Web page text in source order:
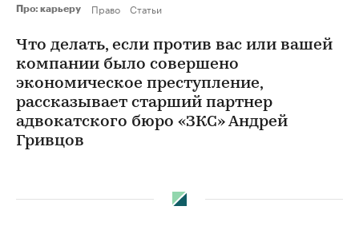
Про: карьеру Право Статьи
Что делать, если против вас или вашей
компании было совершено
экономическое преступление,
рассказывает старший партнер
адвокатского бюро «ЗКС» Андрей
Гривцов